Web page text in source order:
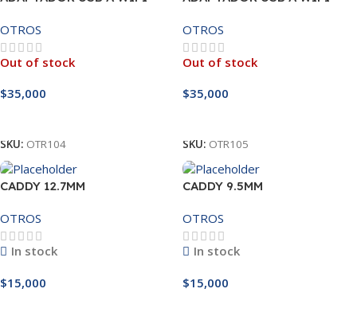
OTROS
Out of stock
$35,000
SKU: OTR104
OTROS
Out of stock
$35,000
SKU: OTR105
CADDY 12.7MM
OTROS
In stock
$15,000
CADDY 9.5MM
OTROS
In stock
$15,000